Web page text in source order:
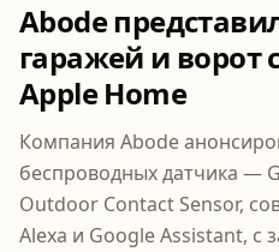
Abode
гаражей и ворот
Apple Home
Компания Abode
беспроводных датчика —
Outdoor Contact Sensor,
Alexa и Google Assistant, с